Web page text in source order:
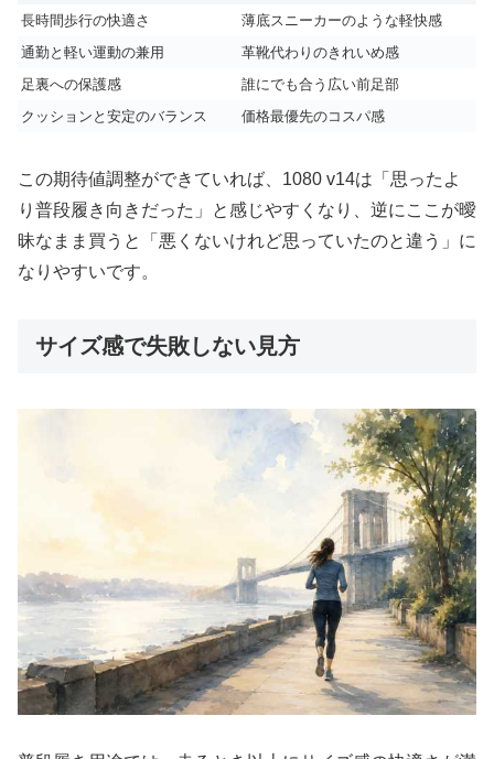
長時間歩行の快適さ
薄底スニーカーのような軽快感
通勤と軽い運動の兼用
革靴代わりのきれいめ感
足裏への保護感
誰にでも合う広い前足部
クッションと安定のバランス
価格最優先のコスパ感
この期待値調整ができていれば、1080 v14は「思ったよ
り普段履き向きだった」と感じやすくなり、逆にここが曖
昧なまま買うと「悪くないけれど思っていたのと違う」に
なりやすいです。
サイズ感で失敗しない見方